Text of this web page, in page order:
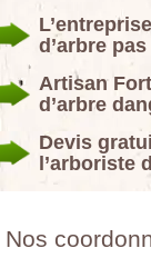
d’arbre
Artisan
d’arbre
Devis
l’arboriste
Nos